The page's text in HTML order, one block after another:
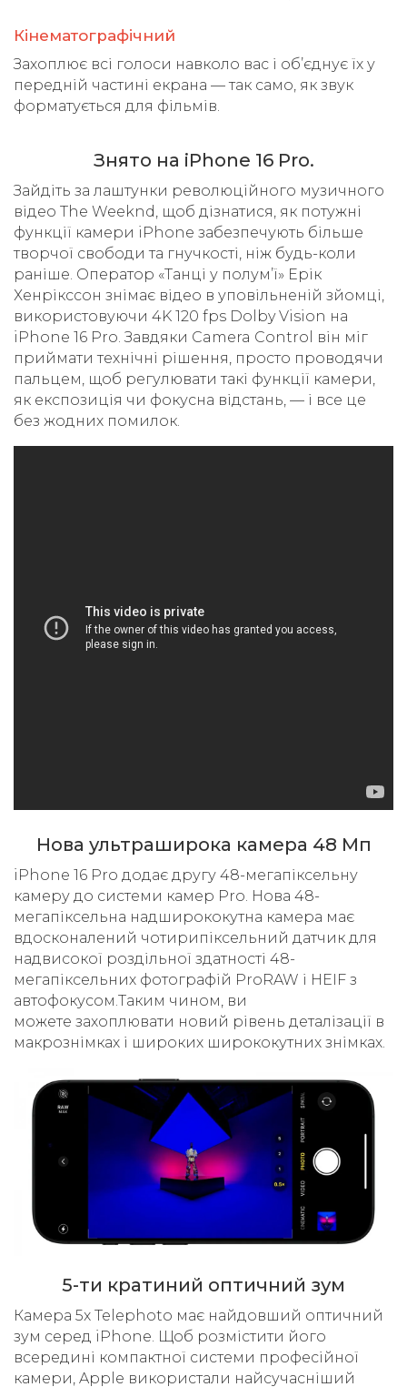
Кінематографічний
Захоплює всі голоси навколо вас і об’єднує їх у
передній частині екрана — так само, як звук
форматується для фільмів.
Знято на iPhone 16 Pro.
Зайдіть за лаштунки революційного музичного
відео The Weeknd, щоб дізнатися, як потужні
функції камери iPhone забезпечують більше
творчої свободи та гнучкості, ніж будь-коли
раніше. Оператор «Танці у полум’ї» Ерік
Хенрікссон знімає відео в уповільненій зйомці,
використовуючи 4K 120 fps Dolby Vision на
iPhone 16 Pro. Завдяки Camera Control він міг
приймати технічні рішення, просто проводячи
пальцем, щоб регулювати такі функції камери,
як експозиція чи фокусна відстань, — і все це
без жодних помилок.
Нова ультраширока камера 48 Мп
iPhone 16 Pro додає другу 48-мегапіксельну
камеру до системи камер Pro. Нова 48-
мегапіксельна надширококутна камера має
вдосконалений чотирипіксельний датчик для
надвисокої роздільної здатності 48-
мегапіксельних фотографій ProRAW і HEIF з
автофокусом.Таким чином, ви
можете захоплювати новий рівень деталізації в
макрознімках і широких ширококутних знімках.
5-ти кратиний оптичний зум
Камера 5x Telephoto має найдовший оптичний
зум серед iPhone. Щоб розмістити його
всередині компактної системи професійної
камери, Apple використали найсучасніший